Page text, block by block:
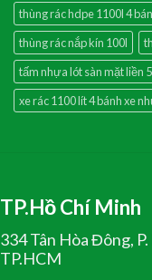
thùng rác hdpe 1100l 4
thùng rác nắp kín 100l
tấm nhựa lót sàn mặt liền
xe rác 1100 lít 4 bánh xe
TP.Hồ Chí Minh
334 Tân Hòa Đông,
TP.HCM